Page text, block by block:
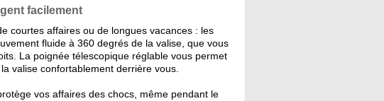
facilement
courtes affaires ou de longues vacances : les
fluide à 360 degrés de la valise, que vous
La poignée télescopique réglable vous permet
valise confortablement derrière vous.
vos affaires des chocs, même pendant le